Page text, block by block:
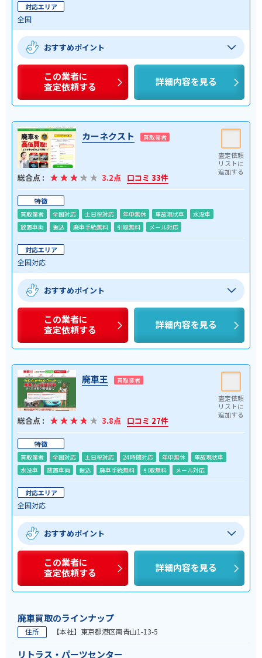
対応エリア
全国
おすすめポイント
この業者に
査定依頼する
詳細内容を見る
カーネクスト 買取業者
総合点 : 3.2点 口コミ 33件
特徴
買取業者 全国対応 土日祝対応 年中無休 事故現状車
水没車
放置車両
振込 廃車手続無料 引取無料 メール対応
対応エリア
全国対応
おすすめポイント
この業者に
査定依頼する
詳細内容を見る
廃車王 買取業者
総合点 : 3.8点 口コミ 27件
特徴
買取業者 全国対応 土日祝対応 24時間対応 年中無休
事故現状車
水没車
放置車両 振込 廃車手続無料 引取無料 メール対応
対応エリア
全国対応
おすすめポイント
この業者に
査定依頼する
詳細内容を見る
廃車買取のラインナップ
住所 【本社】東京都港区南青山1-13-5
リトラス・パーツセンター